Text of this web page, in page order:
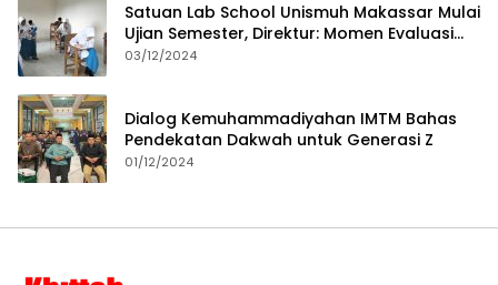
Satuan Lab School Unismuh Makassar Mulai
Ujian Semester, Direktur: Momen Evaluasi
Proses Pembelajaran
03/12/2024
Dialog Kemuhammadiyahan IMTM Bahas
Pendekatan Dakwah untuk Generasi Z
01/12/2024